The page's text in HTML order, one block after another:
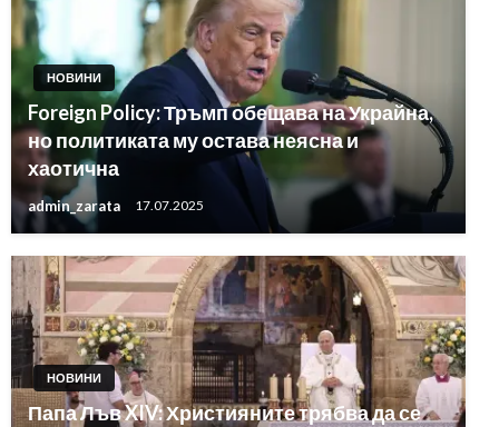
НОВИНИ
Foreign Policy: Тръмп обещава на Украйна,
но политиката му остава неясна и
хаотична
admin_zarata 17.07.2025
НОВИНИ
Папа Лъв XIV: Християните трябва да се